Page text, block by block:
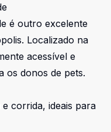
é outro excelente
Localizado na
acessível e
os donos de pets.
corrida, ideais para